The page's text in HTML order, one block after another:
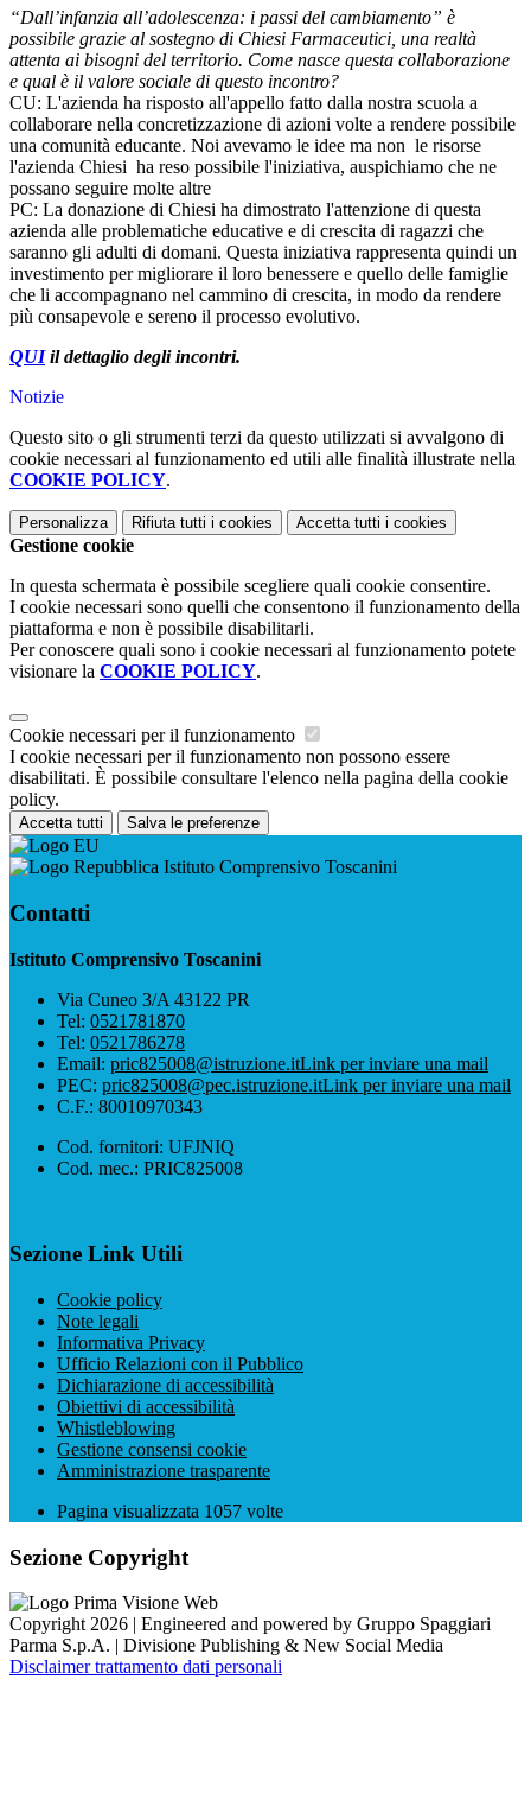
“Dall’infanzia all’adolescenza: i passi del cambiamento” è
possibile grazie al sostegno di Chiesi Farmaceutici, una realtà
attenta ai bisogni del territorio. Come nasce questa collaborazione
e qual è il valore sociale di questo incontro?
CU: L'azienda ha risposto all'appello fatto dalla nostra scuola a
collaborare nella concretizzazione di azioni volte a rendere possibile
una comunità educante. Noi avevamo le idee ma non le risorse
l'azienda Chiesi ha reso possibile l'iniziativa, auspichiamo che ne
possano seguire molte altre
PC: La donazione di Chiesi ha dimostrato l'attenzione di questa
azienda alle problematiche educative e di crescita di ragazzi che
saranno gli adulti di domani. Questa iniziativa rappresenta quindi un
investimento per migliorare il loro benessere e quello delle famiglie
che li accompagnano nel cammino di crescita, in modo da rendere
più consapevole e sereno il processo evolutivo.
QUIil dettaglio degli incontri.
Notizie
Questo sito o gli strumenti terzi da questo utilizzati si avvalgono di
cookie necessari al funzionamento ed utili alle finalità illustrate nella
COOKIE POLICY.
Personalizza Rifiuta tutti i cookies Accetta tutti i cookies
Gestione cookie
In questa schermata è possibile scegliere quali cookie consentire.
I cookie necessari sono quelli che consentono il funzionamento della
piattaforma e non è possibile disabilitarli.
Per conoscere quali sono i cookie necessari al funzionamento potete
visionare la COOKIE POLICY.
Cookie necessari per il funzionamento
I cookie necessari per il funzionamento non possono essere
disabilitati. È possibile consultare l'elenco nella pagina della cookie
policy.
Accetta tutti Salva le preferenze
Istituto Comprensivo Toscanini
Contatti
Istituto Comprensivo Toscanini
Via Cuneo 3/A 43122 PR
Tel: 0521781870
Tel: 0521786278
Email: pric825008@istruzione.itLink per inviare una mail
PEC: pric825008@pec.istruzione.itLink per inviare una mail
C.F.: 80010970343
Cod. fornitori: UFJNIQ
Cod. mec.: PRIC825008
Sezione Link Utili
Cookie policy
Note legali
Informativa Privacy
Ufficio Relazioni con il Pubblico
Dichiarazione di accessibilità
Obiettivi di accessibilità
Whistleblowing
Gestione consensi cookie
Amministrazione trasparente
Pagina visualizzata 1057 volte
Sezione Copyright
Copyright 2026 | Engineered and powered by Gruppo Spaggiari
Parma S.p.A. | Divisione Publishing & New Social Media
Disclaimer trattamento dati personali